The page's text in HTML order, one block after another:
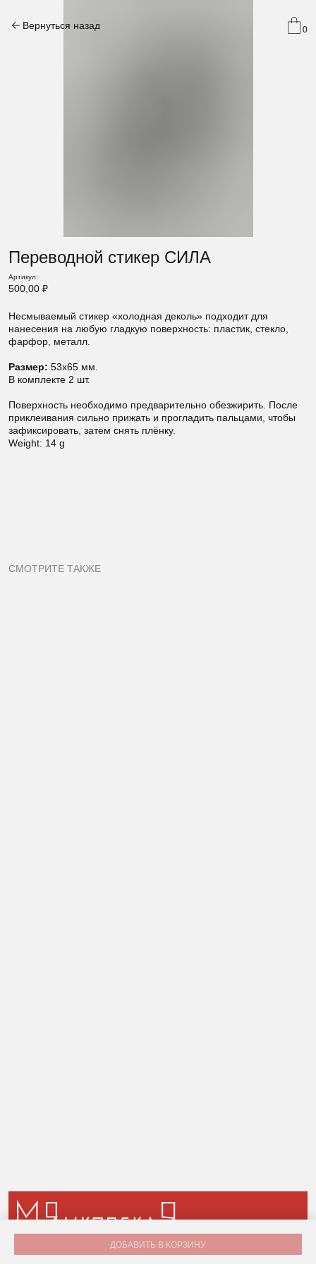
Вернуться назад 0
Переводной стикер СИЛА
Артикул:
500,00 ₽
ДОБАВИТЬ В КОРЗИНУ
Несмываемый стикер «холодная деколь» подходит для
нанесения на любую гладкую поверхность: пластик, стекло,
фарфор, металл.
Размер: 53х65 мм.
В комплекте 2 шт.
Поверхность необходимо предварительно обезжирить. После
приклеивания сильно прижать и прогладить пальцами, чтобы
зафиксировать, затем снять плёнку.
Weight: 14 g
СМОТРИТЕ ТАКЖЕ